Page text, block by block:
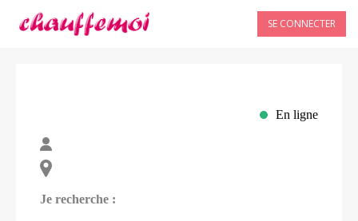
SE CONNECTER
En ligne
Je recherche :